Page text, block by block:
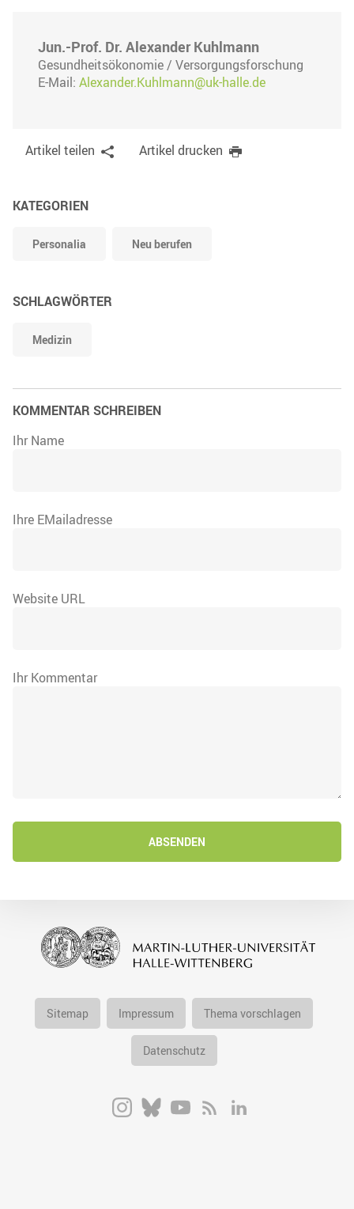
Jun.-Prof. Dr. Alexander Kuhlmann
Gesundheitsökonomie / Versorgungsforschung
E-Mail: Alexander.Kuhlmann@uk-halle.de
Artikel teilen Artikel drucken
KATEGORIEN
Personalia Neu berufen
SCHLAGWÖRTER
Medizin
KOMMENTAR SCHREIBEN
Ihr Name
Ihre EMailadresse
Website URL
Ihr Kommentar
ABSENDEN
Sitemap Impressum Thema vorschlagen
Datenschutz